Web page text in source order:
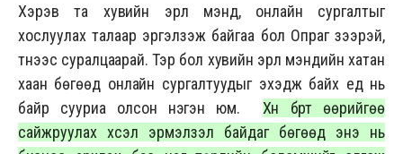
Хэрэв та хувийн эрүүл мэнд, онлайн сургалтыг
хослуулах талаар эргэлзэж байгаа бол Опраг үзээрэй,
түүнээс суралцаарай. Тэр бол хувийн эрүүл мэндийн хатан
хаан бөгөөд онлайн сургалтуудыг эхэдж байх үед нь
байр сууриа олсон нэгэн юм. Хүн бүрт өөрийгөө
сайжруулах хүсэл эрмэлзэл байдаг бөгөөд энэ нь